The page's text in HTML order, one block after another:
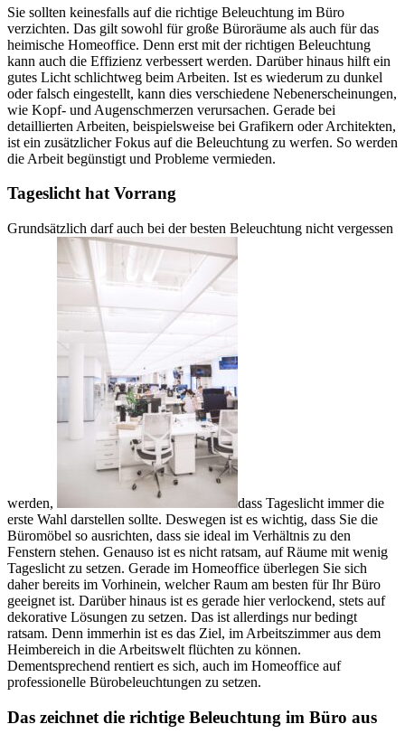
Sie sollten keinesfalls auf die richtige Beleuchtung im Büro
verzichten. Das gilt sowohl für große Büroräume als auch für das
heimische Homeoffice. Denn erst mit der richtigen Beleuchtung
kann auch die Effizienz verbessert werden. Darüber hinaus hilft ein
gutes Licht schlichtweg beim Arbeiten. Ist es wiederum zu dunkel
oder falsch eingestellt, kann dies verschiedene Nebenerscheinungen,
wie Kopf- und Augenschmerzen verursachen. Gerade bei
detaillierten Arbeiten, beispielsweise bei Grafikern oder Architekten,
ist ein zusätzlicher Fokus auf die Beleuchtung zu werfen. So werden
die Arbeit begünstigt und Probleme vermieden.
Tageslicht hat Vorrang
Grundsätzlich darf auch bei der besten Beleuchtung nicht vergessen
werden,
dass Tageslicht immer die
erste Wahl darstellen sollte. Deswegen ist es wichtig, dass Sie die
Büromöbel so ausrichten, dass sie ideal im Verhältnis zu den
Fenstern stehen. Genauso ist es nicht ratsam, auf Räume mit wenig
Tageslicht zu setzen. Gerade im Homeoffice überlegen Sie sich
daher bereits im Vorhinein, welcher Raum am besten für Ihr Büro
geeignet ist. Darüber hinaus ist es gerade hier verlockend, stets auf
dekorative Lösungen zu setzen. Das ist allerdings nur bedingt
ratsam. Denn immerhin ist es das Ziel, im Arbeitszimmer aus dem
Heimbereich in die Arbeitswelt flüchten zu können.
Dementsprechend rentiert es sich, auch im Homeoffice auf
professionelle Bürobeleuchtungen zu setzen.
Das zeichnet die richtige Beleuchtung im Büro aus